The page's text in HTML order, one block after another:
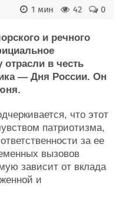
флота
Флот
Галерея флота
0
42
1 мин
и речного
отрасли в честь
— Дня России. Он
что этот
патриотизма,
за ее
вызовов
зависит от вклада
и